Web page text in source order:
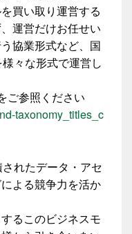
買い取り運営する
運営だけお任せい
協業形式など、国
々な形式で運営し
ご参照ください
taxonomy_titles_c
れたデータ・アセ
よる競争力を活か
るこのビジネスモ